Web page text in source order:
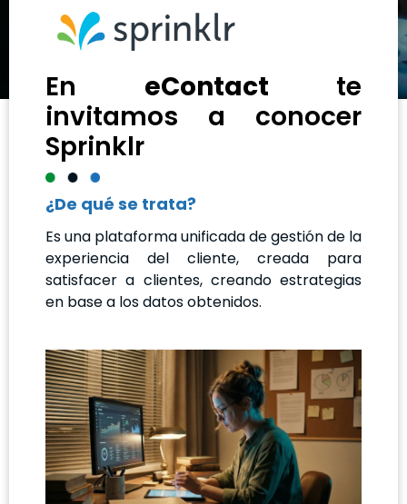
En eContact te
invitamos a conocer
Sprinklr
¿De qué se trata?
Es una plataforma unificada de gestión de la
experiencia del cliente, creada para
satisfacer a clientes, creando estrategias
en base a los datos obtenidos.